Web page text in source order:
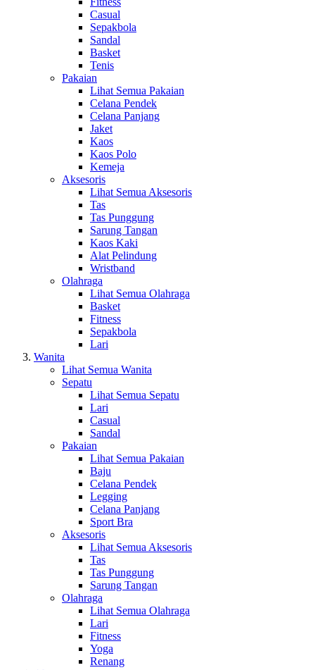
Casual
Sepakbola
Sandal
Basket
Tenis
Pakaian
Lihat Semua Pakaian
Celana Pendek
Celana Panjang
Jaket
Kaos
Kaos Polo
Kemeja
Aksesoris
Lihat Semua Aksesoris
Tas
Tas Punggung
Sarung Tangan
Kaos Kaki
Alat Pelindung
Wristband
Olahraga
Lihat Semua Olahraga
Basket
Fitness
Sepakbola
Lari
Wanita
Lihat Semua Wanita
Sepatu
Lihat Semua Sepatu
Lari
Casual
Sandal
Pakaian
Lihat Semua Pakaian
Baju
Celana Pendek
Legging
Celana Panjang
Sport Bra
Aksesoris
Lihat Semua Aksesoris
Tas
Tas Punggung
Sarung Tangan
Olahraga
Lihat Semua Olahraga
Lari
Fitness
Yoga
Renang